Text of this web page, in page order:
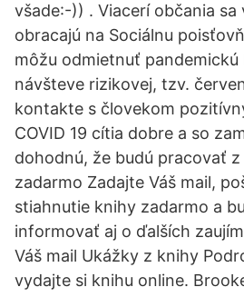
všade:-)) . Viacerí občania sa
obracajú na Sociálnu
môžu odmietnuť pandemickú
návšteve rizikovej, tzv.
kontakte s človekom
COVID 19 cítia dobre a so
dohodnú, že budú pracovať
zadarmo Zadajte Váš mail,
stiahnutie knihy zadarmo a
informovať aj o ďalších
Váš mail Ukážky z knihy
vydajte si knihu online.